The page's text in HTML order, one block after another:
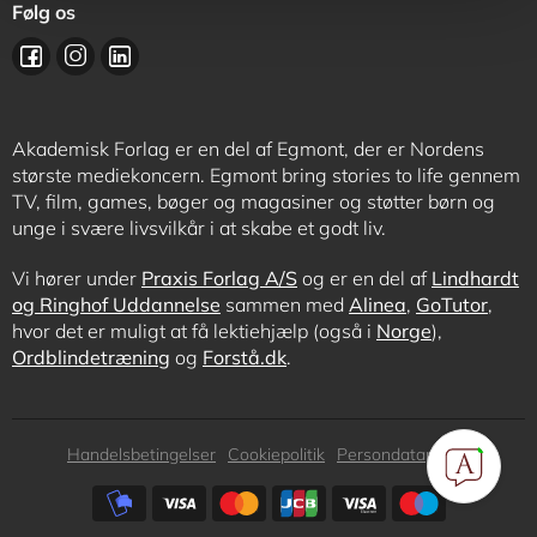
Følg os
Akademisk Forlag er en del af Egmont, der er Nordens
største mediekoncern. Egmont bring stories to life gennem
TV, film, games, bøger og magasiner og støtter børn og
unge i svære livsvilkår i at skabe et godt liv.
Vi hører under Praxis Forlag A/S og er en del af Lindhardt
og Ringhof Uddannelse sammen med Alinea, GoTutor,
hvor det er muligt at få lektiehjælp (også i Norge),
Ordblindetræning og Forstå.dk.
Subfooter
Handelsbetingelser Cookiepolitik
Persondatapolitik
Subfooter
payment